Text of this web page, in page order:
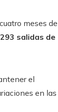
meses de
salidas de
el
en las